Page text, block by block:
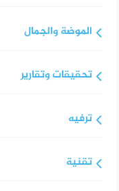
الموضة والجمال
تحقيقات وتقارير
ترفيه
تقنية